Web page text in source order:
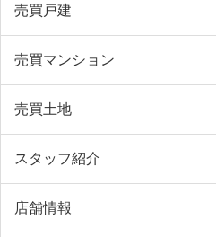
売買戸建
売買マンション
売買土地
スタッフ紹介
店舗情報